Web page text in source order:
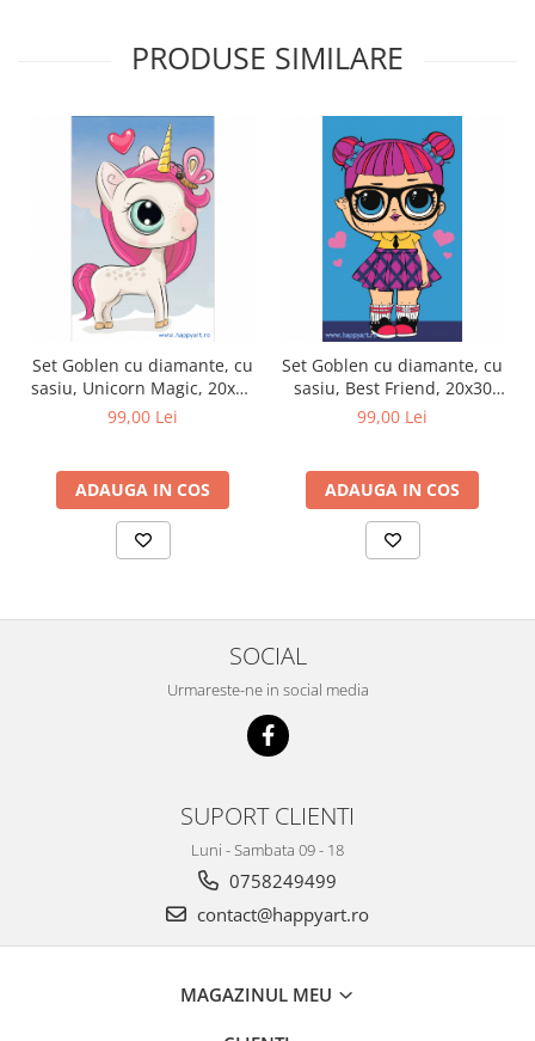
PRODUSE SIMILARE
Set Goblen cu diamante, cu
sasiu, Unicorn Magic, 20x30
cm, 14 culori
99,00 Lei
ADAUGA IN COS
Set Goblen cu diamante, cu
sasiu, Best Friend, 20x30
cm, 9 culori
99,00 Lei
ADAUGA IN COS
SOCIAL
Urmareste-ne in social media
SUPORT CLIENTI
Luni - Sambata 09 - 18
0758249499
contact@happyart.ro
MAGAZINUL MEU